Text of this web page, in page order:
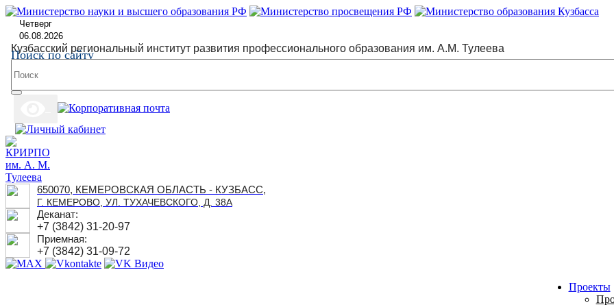
Четверг
06.08.2026
Кузбасский региональный институт развития профессионального образования им. А.М. Тулеева
Поиск по сайту
650070, КЕМЕРОВСКАЯ ОБЛАСТЬ - КУЗБАСС,
Г. КЕМЕРОВО, УЛ. ТУХАЧЕВСКОГО, Д. 38А
Деканат:
+7 (3842) 31-20-97
Приемная:
+7 (3842) 31-09-72
Проекты